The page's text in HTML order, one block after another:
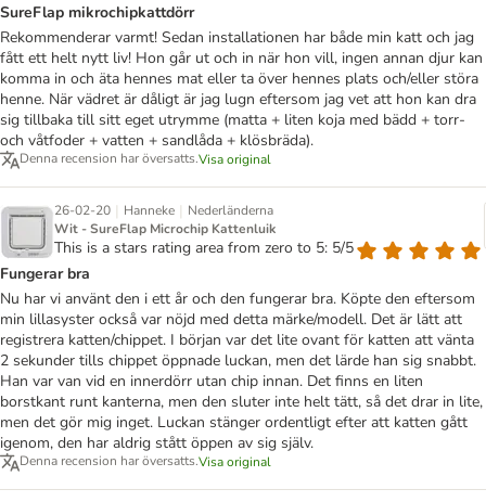
SureFlap mikrochipkattdörr
Rekommenderar varmt! Sedan installationen har både min katt och jag
fått ett helt nytt liv! Hon går ut och in när hon vill, ingen annan djur kan
komma in och äta hennes mat eller ta över hennes plats och/eller störa
henne. När vädret är dåligt är jag lugn eftersom jag vet att hon kan dra
sig tillbaka till sitt eget utrymme (matta + liten koja med bädd + torr-
och våtfoder + vatten + sandlåda + klösbräda).
Denna recension har översatts.Visa original
26-02-20 | Hanneke | Nederländerna
Wit - SureFlap Microchip Kattenluik
This is a stars rating area from zero to 5: 5/5
Fungerar bra
Nu har vi använt den i ett år och den fungerar bra. Köpte den eftersom
min lillasyster också var nöjd med detta märke/modell. Det är lätt att
registrera katten/chippet. I början var det lite ovant för katten att vänta
2 sekunder tills chippet öppnade luckan, men det lärde han sig snabbt.
Han var van vid en innerdörr utan chip innan. Det finns en liten
borstkant runt kanterna, men den sluter inte helt tätt, så det drar in lite,
men det gör mig inget. Luckan stänger ordentligt efter att katten gått
igenom, den har aldrig stått öppen av sig själv.
Denna recension har översatts.Visa original